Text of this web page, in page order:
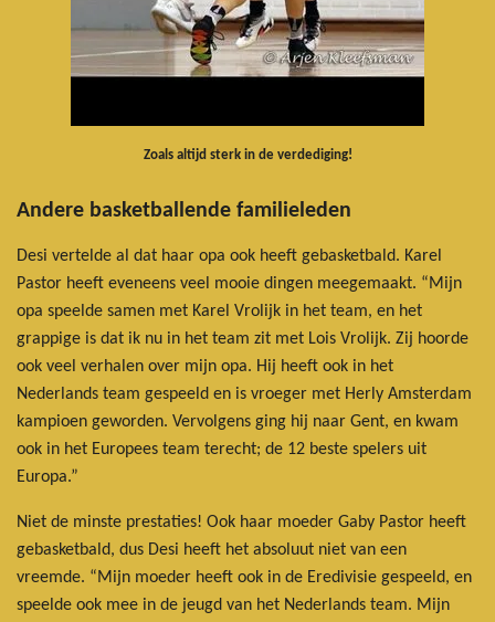
Zoals altijd sterk in de verdediging!
Andere basketballende familieleden
Desi vertelde al dat haar opa ook heeft gebasketbald. Karel
Pastor heeft eveneens veel mooie dingen meegemaakt. “Mijn
opa speelde samen met Karel Vrolijk in het team, en het
grappige is dat ik nu in het team zit met Lois Vrolijk. Zij hoorde
ook veel verhalen over mijn opa. Hij heeft ook in het
Nederlands team gespeeld en is vroeger met Herly Amsterdam
kampioen geworden. Vervolgens ging hij naar Gent, en kwam
ook in het Europees team terecht; de 12 beste spelers uit
Europa.”
Niet de minste prestaties! Ook haar moeder Gaby Pastor heeft
gebasketbald, dus Desi heeft het absoluut niet van een
vreemde. “Mijn moeder heeft ook in de Eredivisie gespeeld, en
speelde ook mee in de jeugd van het Nederlands team. Mijn